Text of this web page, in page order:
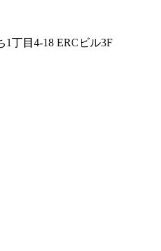
丁目4-18 ERCビル3F